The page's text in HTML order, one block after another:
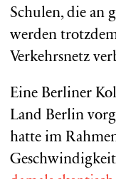
Schulen, die an
werden
Verkehrsnetz
Eine Berliner
Land Berlin
hatte im